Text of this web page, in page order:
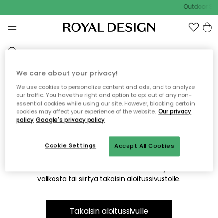
Outdoor
Emme valitettavasti löydä
etsimääsi sivua
Tämä voi johtua siitä, että sivua ei enää ole tai siitä, että se
on siirretty muualle. Pahoittelemme tästä mahdollisesti
valikosta tai siirtyä takaisin aloitussivustolle.
Takaisin aloitussivulle
We care about your privacy!
We use cookies to personalize content and ads, and to analyze
our traffic. You have the right and option to opt out of any non-
essential cookies while using our site. However, blocking certain
cookies may affect your experience of the website. Our privacy
policy Google's privacy policy
Accept All Cookies
Cookie Settings